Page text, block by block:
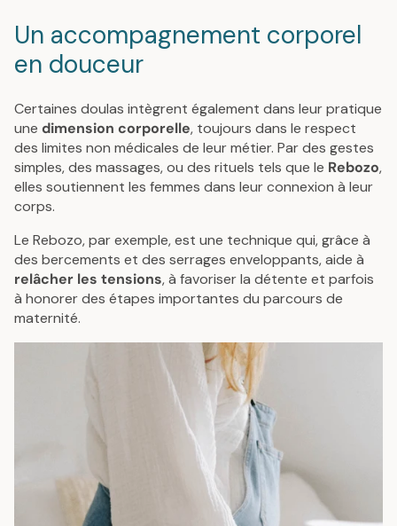
Un accompagnement corporel
en douceur
Certaines doulas intègrent également dans leur pratique
une dimension corporelle, toujours dans le respect
des limites non médicales de leur métier. Par des gestes
simples, des massages, ou des rituels tels que le Rebozo,
elles soutiennent les femmes dans leur connexion à leur
corps.
Le Rebozo, par exemple, est une technique qui, grâce à
des bercements et des serrages enveloppants, aide à
relâcher les tensions, à favoriser la détente et parfois
à honorer des étapes importantes du parcours de
maternité.